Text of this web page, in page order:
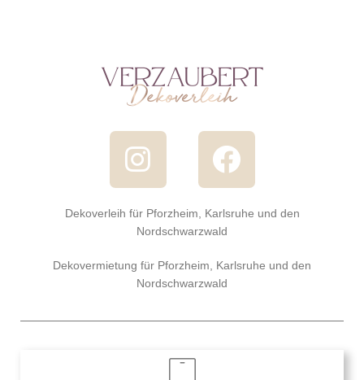
Dekoverleih für Pforzheim, Karlsruhe und den
Nordschwarzwald
Dekovermietung für Pforzheim, Karlsruhe und den
Nordschwarzwald